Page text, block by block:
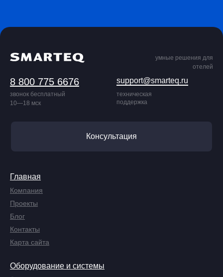
умные решения для
отелей
Главная
Компания
Проекты
Блог
Контакты
Оборудование и системы
8 800 775 6676
звонок бесплатный
10—18 мск
support@smarteq.ru
техническая
поддержка
Консультация
Карта сайта